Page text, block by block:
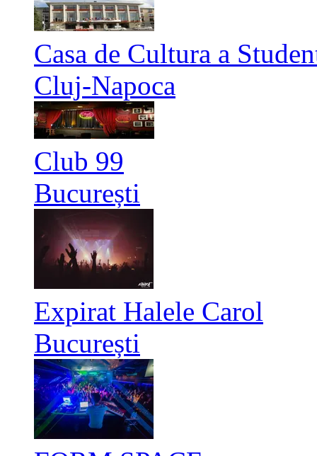
Casa de Cultura a
Cluj-Napoca
Club 99
București
Expirat Halele Carol
București